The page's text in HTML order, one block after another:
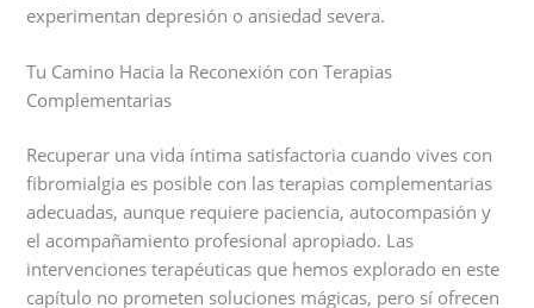
experimentan depresión o ansiedad severa.
Tu Camino Hacia la Reconexión con Terapias
Complementarias
Recuperar una vida íntima satisfactoria cuando vives con
fibromialgia es posible con las terapias complementarias
adecuadas, aunque requiere paciencia, autocompasión y
el acompañamiento profesional apropiado. Las
intervenciones terapéuticas que hemos explorado en este
capítulo no prometen soluciones mágicas, pero sí ofrecen